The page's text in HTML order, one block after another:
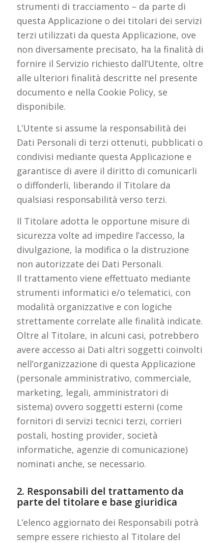
strumenti di tracciamento – da parte di
questa Applicazione o dei titolari dei servizi
terzi utilizzati da questa Applicazione, ove
non diversamente precisato, ha la finalità di
fornire il Servizio richiesto dall’Utente, oltre
alle ulteriori finalità descritte nel presente
documento e nella Cookie Policy, se
disponibile.
L’Utente si assume la responsabilità dei
Dati Personali di terzi ottenuti, pubblicati o
condivisi mediante questa Applicazione e
garantisce di avere il diritto di comunicarli
o diffonderli, liberando il Titolare da
qualsiasi responsabilità verso terzi.
Il Titolare adotta le opportune misure di
sicurezza volte ad impedire l’accesso, la
divulgazione, la modifica o la distruzione
non autorizzate dei Dati Personali.
Il trattamento viene effettuato mediante
strumenti informatici e/o telematici, con
modalità organizzative e con logiche
strettamente correlate alle finalità indicate.
Oltre al Titolare, in alcuni casi, potrebbero
avere accesso ai Dati altri soggetti coinvolti
nell’organizzazione di questa Applicazione
(personale amministrativo, commerciale,
marketing, legali, amministratori di
sistema) ovvero soggetti esterni (come
fornitori di servizi tecnici terzi, corrieri
postali, hosting provider, società
informatiche, agenzie di comunicazione)
nominati anche, se necessario.
2. Responsabili del trattamento da
parte del titolare e base giuridica
L’elenco aggiornato dei Responsabili potrà
sempre essere richiesto al Titolare del